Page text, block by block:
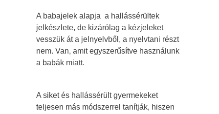
A babajelek alapja a hallássérültek
jelkészlete, de kizárólag a kézjeleket
vesszük át a jelnyelvből, a nyelvtani részt
nem. Van, amit egyszerűsítve használunk
a babák miatt.
A siket és hallássérült gyermekeket
teljesen más módszerrel tanítják, hiszen